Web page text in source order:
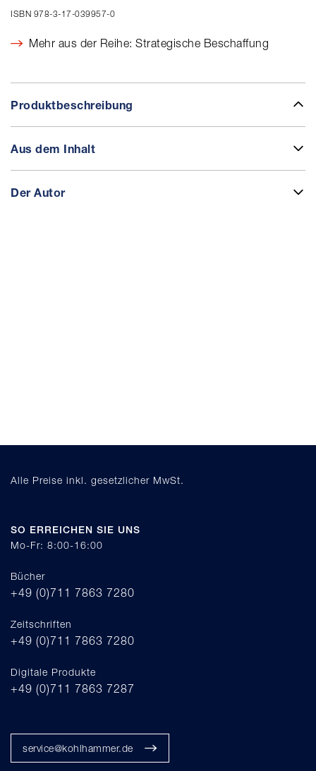
ISBN 978-3-17-039957-0
Mehr aus der Reihe: Strategische Beschaffung
Produktbeschreibung
Aus dem Inhalt
Der Autor
Alle Preise inkl. gesetzlicher MwSt.
SO ERREICHEN SIE UNS
Mo-Fr: 8:00-16:00
Bücher
+49 (0)711 7863 7280
Zeitschriften
+49 (0)711 7863 7280
Digitale Produkte
+49 (0)711 7863 7287
service@kohlhammer.de